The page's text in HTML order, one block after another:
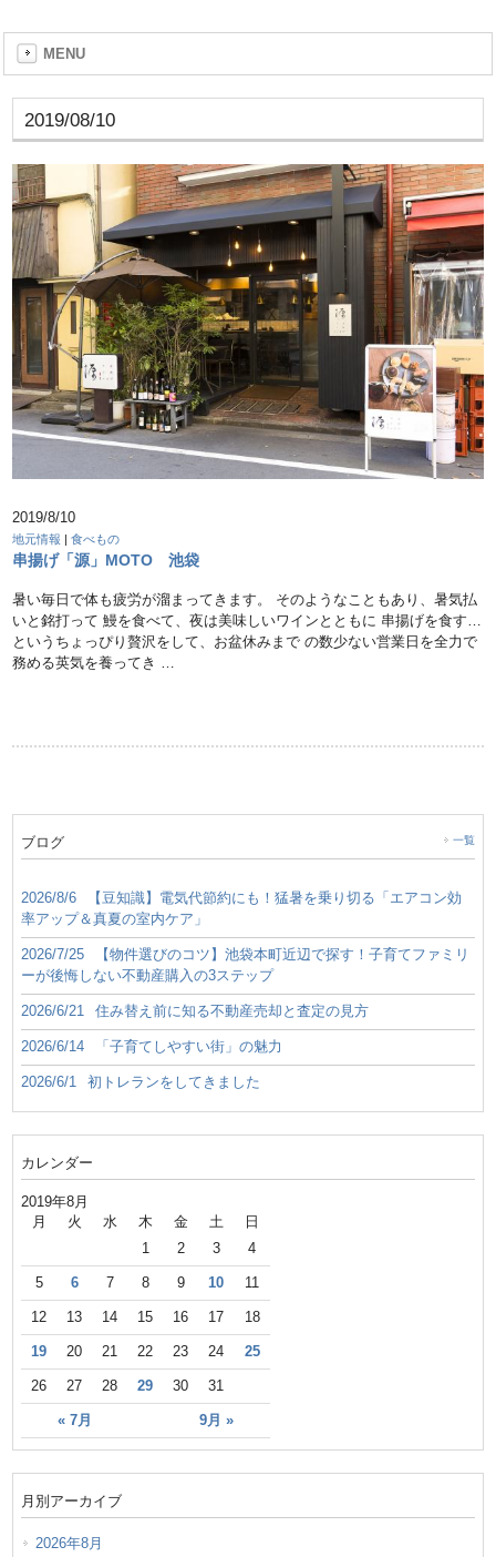
MENU
2019/08/10
2019/8/10
地元情報 |食べもの
串揚げ「源」MOTO 池袋
暑い毎日で体も疲労が溜まってきます。 そのようなこともあり、暑気払
いと銘打って 鰻を食べて、夜は美味しいワインとともに 串揚げを食す…
というちょっぴり贅沢をして、お盆休みまで の数少ない営業日を全力で
務める英気を養ってき …
ブログ 一覧
2026/8/6
【豆知識】電気代節約にも！猛暑を乗り切る「エアコン効
率アップ＆真夏の室内ケア」
2026/7/25
【物件選びのコツ】池袋本町近辺で探す！子育てファミリ
ーが後悔しない不動産購入の3ステップ
2026/6/21 住み替え前に知る不動産売却と査定の見方
2026/6/14 「子育てしやすい街」の魅力
2026/6/1 初トレランをしてきました
カレンダー
2019年8月
月 火 水 木 金 土 日
« 7月 9月 »
1 2 3 4
5 6 7 8 9 10 11
12 13 14 15 16 17 18
19 20 21 22 23 24 25
26 27 28 29 30 31
月別アーカイブ
2026年8月